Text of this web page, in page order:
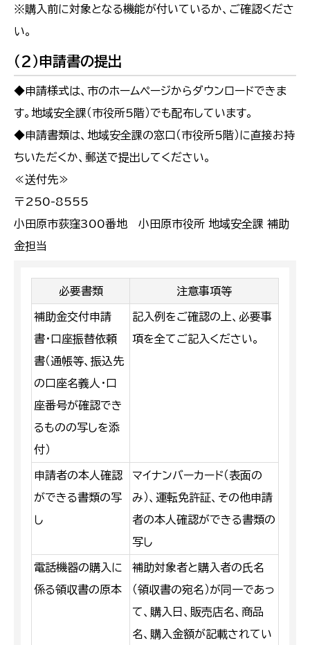
※購入前に対象となる機能が付いているか、ご確認くださ
い。
（2）申請書の提出
◆申請様式は、市のホームページからダウンロードできま
す。地域安全課（市役所5階）でも配布しています。
◆申請書類は、地域安全課の窓口（市役所5階）に直接お持
ちいただくか、郵送で提出してください。
≪送付先≫
〒250-8555
小田原市荻窪300番地 小田原市役所 地域安全課 補助
金担当
必要書類 注意事項等
補助金交付申請
書・口座振替依頼
書（通帳等、振込先
の口座名義人・口
座番号が確認でき
るものの写しを添
付）
記入例をご確認の上、必要事
項を全てご記入ください。
申請者の本人確認
ができる書類の写
し
マイナンバーカード（表面の
み）、運転免許証、その他申請
者の本人確認ができる書類の
写し
電話機器の購入に
係る領収書の原本
補助対象者と購入者の氏名
（領収書の宛名）が同一であっ
て、購入日、販売店名、商品
名、購入金額が記載されてい